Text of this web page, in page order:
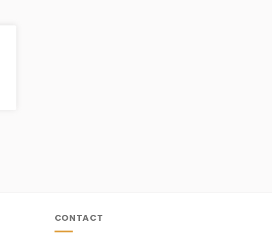
CONTACT